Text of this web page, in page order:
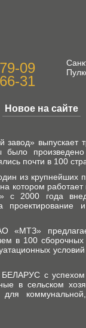
09
31
Новое на сайте
выпускает
было
почти в 100
из крупнейших
котором
2000 года
и
«МТЗ»
в 100 сборочных
БЕЛАРУС с успехом
в сельском
для